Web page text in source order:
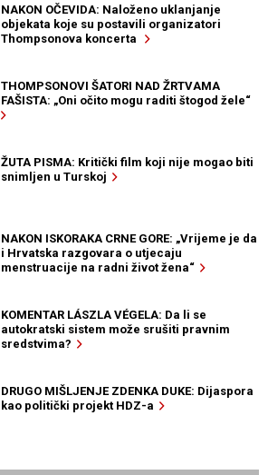
NAKON OČEVIDA: Naloženo uklanjanje
objekata koje su postavili organizatori
Thompsonova koncerta
THOMPSONOVI ŠATORI NAD ŽRTVAMA
FAŠISTA: „Oni očito mogu raditi štogod žele“
ŽUTA PISMA: Kritički film koji nije mogao biti
snimljen u Turskoj
NAKON ISKORAKA CRNE GORE: „Vrijeme je da
i Hrvatska razgovara o utjecaju
menstruacije na radni život žena“
KOMENTAR LÁSZLA VÉGELA: Da li se
autokratski sistem može srušiti pravnim
sredstvima?
DRUGO MIŠLJENJE ZDENKA DUKE: Dijaspora
kao politički projekt HDZ-a